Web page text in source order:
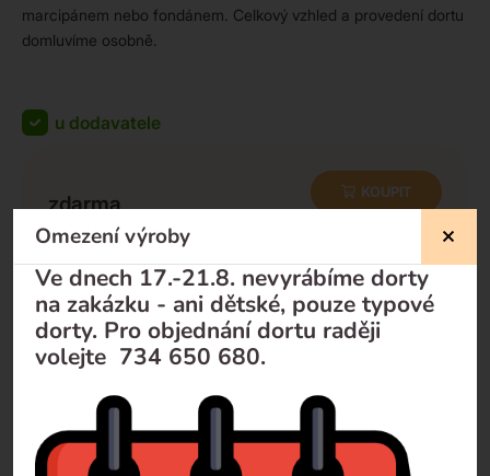
marcipánem nebo fondánem. Celkový vzhled a provedení dortu
domluvíme osobně.
u dodavatele
zdarma KOUPIT
Nevíte si rady?
Pomůžeme Vám
Volejte
Omezení výroby
Ve dnech 17.-21.8. nevyrábíme dorty
na zakázku - ani dětské, pouze typové
dorty. Pro objednání dortu raději
volejte 734 650 680.